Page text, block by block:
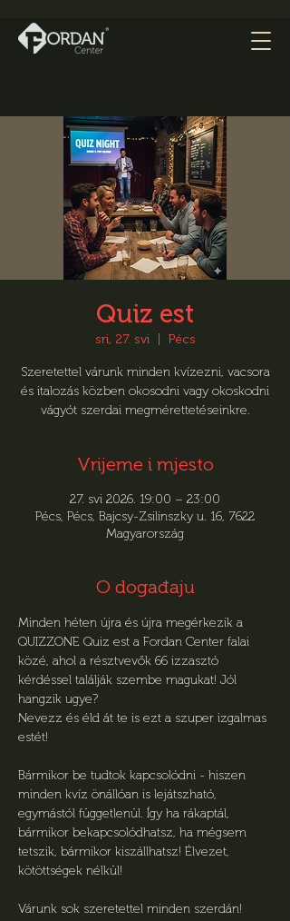
Quiz est
sri, 27. svi
  |
Pécs
Szeretettel várunk minden kvízezni, vacsora
és italozás közben okosodni vagy okoskodni
vágyót szerdai megmérettetéseinkre.
Vrijeme i mjesto
27. svi 2026. 19:00 – 23:00
Pécs, Pécs, Bajcsy-Zsilinszky u. 16, 7622
Magyarország
O događaju
Minden héten újra és újra megérkezik a
QUIZZONE Quiz est a Fordan Center falai
közé, ahol a résztvevők 66 izzasztó
kérdéssel találják szembe magukat! Jól
hangzik ugye?
Nevezz és éld át te is ezt a szuper izgalmas
estét!
Bármikor be tudtok kapcsolódni - hiszen
minden kvíz önállóan is lejátszható,
egymástól függetlenül. Így ha rákaptál,
bármikor bekapcsolódhatsz, ha mégsem
tetszik, bármikor kiszállhatsz! Élvezet,
kötöttségek nélkül!
Várunk sok szeretettel minden szerdán!